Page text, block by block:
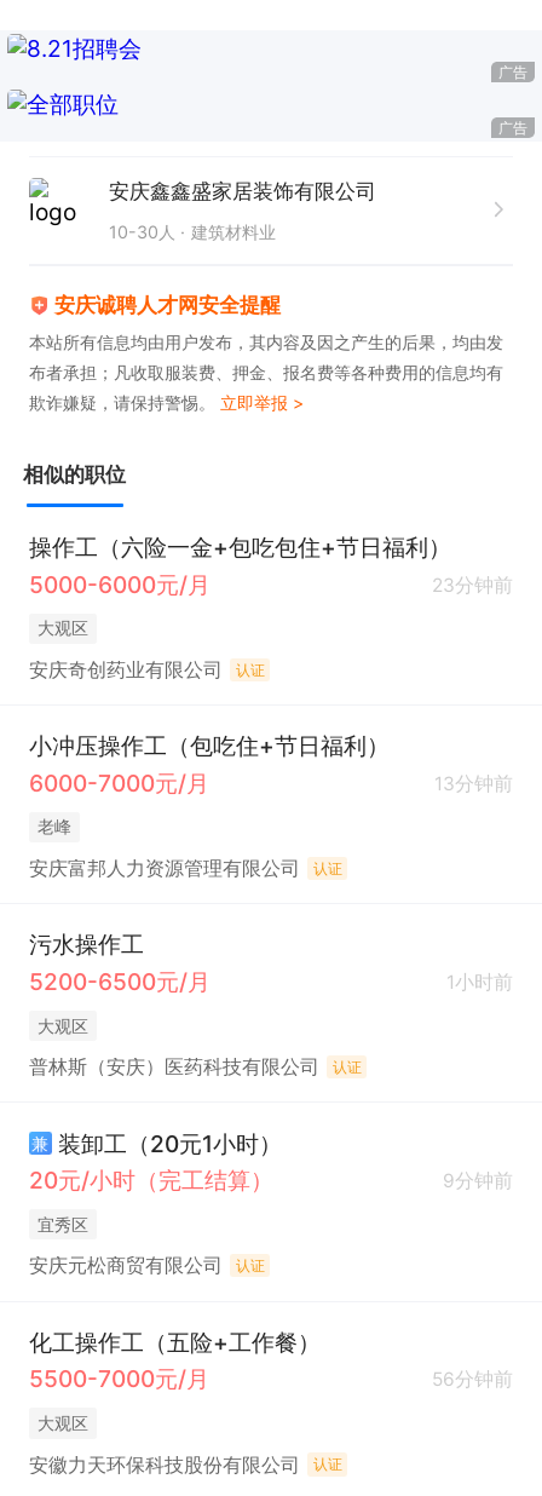
广告
广告
安庆鑫鑫盛家居装饰有限公司
10-30人 建筑材料业
安庆诚聘人才网安全提醒
本站所有信息均由用户发布，其内容及因之产生的后果，均由发
布者承担；凡收取服装费、押金、报名费等各种费用的信息均有
欺诈嫌疑，请保持警惕。 立即举报 >
相似的职位
操作工（六险一金+包吃包住+节日福利）
5000-6000元/月
23分钟前
大观区
安庆奇创药业有限公司 认证
小冲压操作工（包吃住+节日福利）
6000-7000元/月
13分钟前
老峰
安庆富邦人力资源管理有限公司 认证
污水操作工
5200-6500元/月
1小时前
大观区
普林斯（安庆）医药科技有限公司 认证
兼 装卸工（20元1小时）
20元/小时（完工结算）
9分钟前
宜秀区
安庆元松商贸有限公司 认证
化工操作工（五险+工作餐）
5500-7000元/月
56分钟前
大观区
安徽力天环保科技股份有限公司 认证